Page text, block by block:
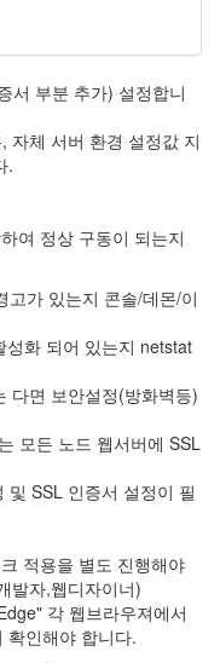
서 부분 추가) 설정합니
자체 서버 환경 설정값 지
.
여 정상 구동이 되는지
가 있는지 콘솔/데몬/이
화 되어 있는지 netstat
다면 보안설정(방화벽등)
모든 노드 웹서버에 SSL
SSL 인증서 설정이 필
적용을 별도 진행해야
발자,웹디자이너)
각 웹브라우져에서
확인해야 합니다.